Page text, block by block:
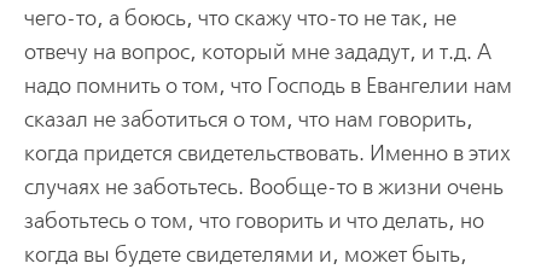
чего-то, а боюсь, что скажу что-то не так, не
отвечу на вопрос, который мне зададут, и т.д. А
надо помнить о том, что Господь в Евангелии нам
сказал не заботиться о том, что нам говорить,
когда придется свидетельствовать. Именно в этих
случаях не заботьтесь. Вообще-то в жизни очень
заботьтесь о том, что говорить и что делать, но
когда вы будете свидетелями и, может быть,